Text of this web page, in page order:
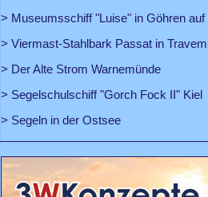
> Museumsschiff "Luise" in Göhren auf
> Viermast-Stahlbark Passat in
> Der Alte Strom Warnemünde
> Segelschulschiff "Gorch Fock II" Kiel
> Segeln in der Ostsee